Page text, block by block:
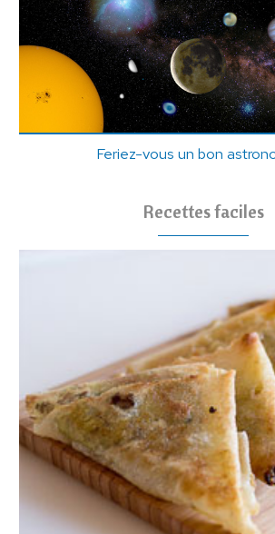
Feriez-vous un bon
Recettes faciles